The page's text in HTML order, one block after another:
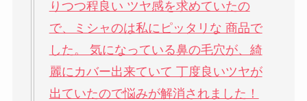
りつつ程良い ツヤ感を求めていたの
で、ミシャのは私にピッタリな 商品で
した。 気になっている鼻の毛穴が、綺
麗にカバー出来ていて 丁度良いツヤが
出ていたので悩みが解消されました！